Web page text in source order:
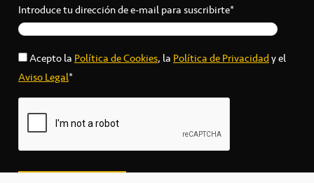
Introduce tu dirección de e-mail para suscribirte*
Acepto laPolítica de Cookies, laPolítica de Privacidady el
Aviso Legal*